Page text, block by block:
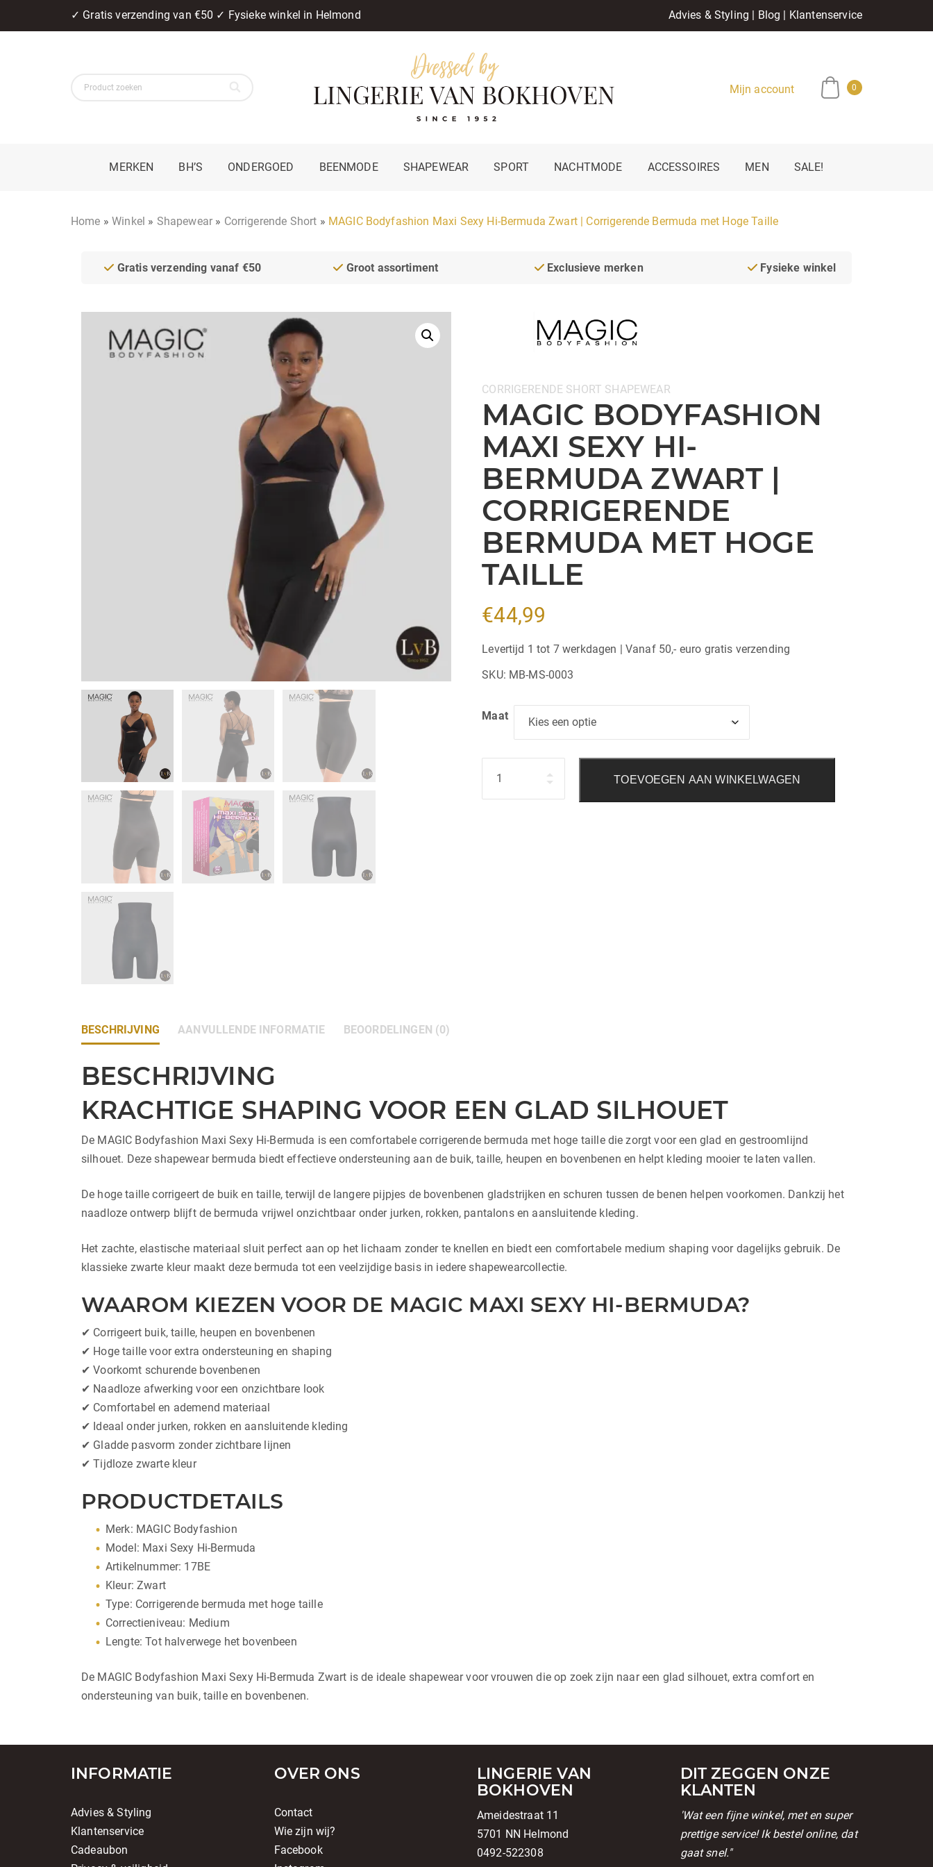
✓ Gratis verzending van €50 ✓ Fysieke winkel in Helmond Advies & Styling | Blog | Klantenservice
Mijn account 0
MERKEN BH’S ONDERGOED BEENMODE SHAPEWEAR SPORT NACHTMODE ACCESSOIRES MEN SALE!
Home »Winkel » Shapewear » Corrigerende Short » MAGIC Bodyfashion Maxi Sexy Hi-Bermuda Zwart | Corrigerende Bermuda met Hoge Taille
Gratis verzending vanaf €50 Groot assortiment Exclusieve merken Fysieke winkel
Categorieën:
CORRIGERENDE SHORT SHAPEWEAR
MAGIC BODYFASHION
MAXI SEXY HI-
BERMUDA ZWART |
CORRIGERENDE
BERMUDA MET HOGE
TAILLE
€44,99
Levertijd 1 tot 7 werkdagen | Vanaf 50,- euro gratis verzending
SKU: MB-MS-0003
Maat
TOEVOEGEN AAN WINKELWAGEN
BESCHRIJVING AANVULLENDE INFORMATIE BEOORDELINGEN (0)
BESCHRIJVING
KRACHTIGE SHAPING VOOR EEN GLAD SILHOUET
De MAGIC Bodyfashion Maxi Sexy Hi-Bermuda is een comfortabele corrigerende bermuda met hoge taille die zorgt voor een glad en gestroomlijnd
silhouet. Deze shapewear bermuda biedt effectieve ondersteuning aan de buik, taille, heupen en bovenbenen en helpt kleding mooier te laten vallen.
De hoge taille corrigeert de buik en taille, terwijl de langere pijpjes de bovenbenen gladstrijken en schuren tussen de benen helpen voorkomen. Dankzij het
naadloze ontwerp blijft de bermuda vrijwel onzichtbaar onder jurken, rokken, pantalons en aansluitende kleding.
Het zachte, elastische materiaal sluit perfect aan op het lichaam zonder te knellen en biedt een comfortabele medium shaping voor dagelijks gebruik. De
klassieke zwarte kleur maakt deze bermuda tot een veelzijdige basis in iedere shapewearcollectie.
WAAROM KIEZEN VOOR DE MAGIC MAXI SEXY HI-BERMUDA?
✔ Corrigeert buik, taille, heupen en bovenbenen
✔ Hoge taille voor extra ondersteuning en shaping
✔ Voorkomt schurende bovenbenen
✔ Naadloze afwerking voor een onzichtbare look
✔ Comfortabel en ademend materiaal
✔ Ideaal onder jurken, rokken en aansluitende kleding
✔ Gladde pasvorm zonder zichtbare lijnen
✔ Tijdloze zwarte kleur
PRODUCTDETAILS
Merk: MAGIC Bodyfashion
Model: Maxi Sexy Hi-Bermuda
Artikelnummer: 17BE
Kleur: Zwart
Type: Corrigerende bermuda met hoge taille
Correctieniveau: Medium
Lengte: Tot halverwege het bovenbeen
De MAGIC Bodyfashion Maxi Sexy Hi-Bermuda Zwart is de ideale shapewear voor vrouwen die op zoek zijn naar een glad silhouet, extra comfort en
ondersteuning van buik, taille en bovenbenen.
INFORMATIE
Advies & Styling
Klantenservice
Cadeaubon
OVER ONS
Contact
Wie zijn wij?
Facebook
LINGERIE VAN
BOKHOVEN
Ameidestraat 11
5701 NN Helmond
0492-522308
DIT ZEGGEN ONZE
KLANTEN
'Wat een fijne winkel, met en super
prettige service! Ik bestel online, dat
gaat snel."